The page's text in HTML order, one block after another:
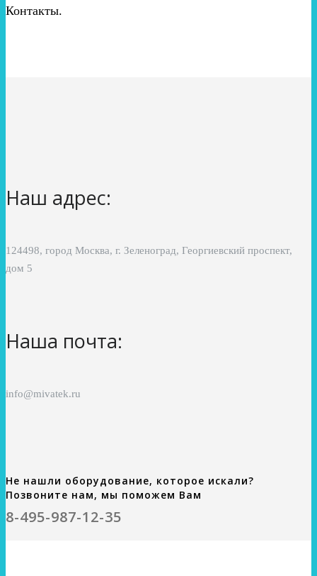
Контакты.
Наш адрес:
124498, город Москва, г. Зеленоград, Георгиевский проспект,
дом 5
Наша почта:
info@mivatek.ru
Не нашли оборудование, которое искали?
Позвоните нам, мы поможем Вам
8-495-987-12-35